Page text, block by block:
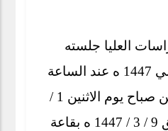
العليا جلسته
الأولى للعام الدراسي 1447 ه عند الساعة
التاسعة والنصف من صباح يوم الاثنين 1 /
9 / 2025 م الموافق 9 / 3 / 1447 ه بقاعة